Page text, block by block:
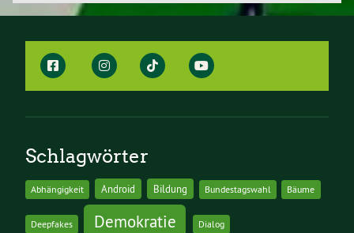
Schlagwörter
Abhängigkeit Android Bildung Bundestagswahl Bäume
Deepfakes Demokratie Dialog